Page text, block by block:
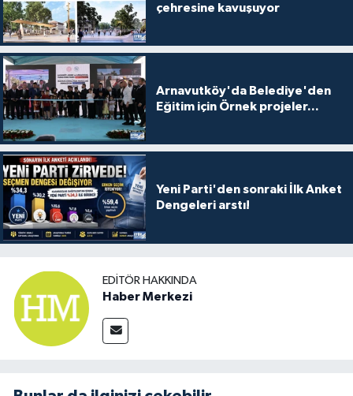
çehresine kavuşuyor
Arnavutköy'da Belediye'den
Eğitim için Örnek projeler...
Yeni Parti'den sonraki İlk Anket
Dengeleri arstı!
EDITÖR HAKKINDA
Haber Merkezi